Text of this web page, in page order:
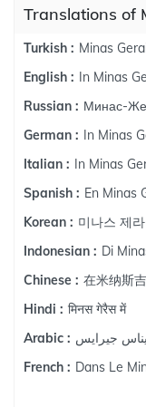
Translations of
Turkish : Minas
English : In Minas
Russian : Минас-
German : In Minas
Italian : In Minas
Spanish : En Minas
Korean : 미나스 제
Indonesian : Di
Chinese : 在米纳斯
Hindi : मिनस गेरैस में
Arabic : جيرايس
French : Dans Le